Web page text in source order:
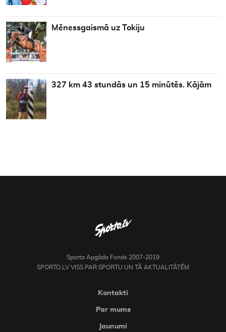
Mēnessgaismā uz Tokiju
327 km 43 stundās un 15 minūtēs. Kājām
Sporta Apgāda Fonds 2007-2019
SPORTO.LV VISS PAR SPORTU UN TĀ AKTUALITĀTĒM
Kontakti
Par mums
Jaunumi